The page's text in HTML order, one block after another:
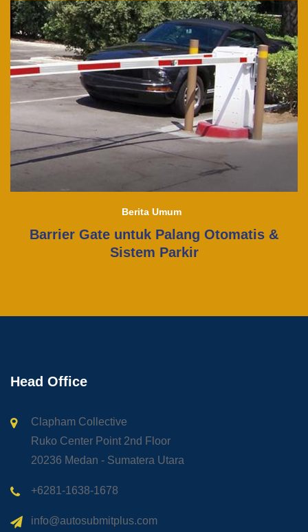
Berita Umum
Barrier Gate untuk Palang Otomatis &
Sistem Parkir
Head Office
Clapham Collective
Ruko Center Point 2nd Floor
20236 Medan - Sumatera Utara
+6281-1638-1678
info@autosubmitplus.com